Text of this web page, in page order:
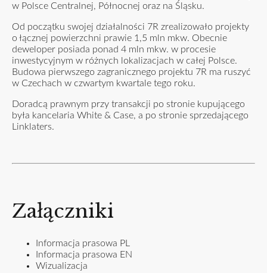
w Polsce Centralnej, Północnej oraz na Śląsku.
Od początku swojej działalności 7R zrealizowało projekty
o łącznej powierzchni prawie 1,5 mln mkw. Obecnie
deweloper posiada ponad 4 mln mkw. w procesie
inwestycyjnym w różnych lokalizacjach w całej Polsce.
Budowa pierwszego zagranicznego projektu 7R ma ruszyć
w Czechach w czwartym kwartale tego roku.
Doradcą prawnym przy transakcji po stronie kupującego
była kancelaria White & Case, a po stronie sprzedającego
Linklaters.
Załączniki
Informacja prasowa PL
Informacja prasowa EN
Wizualizacja